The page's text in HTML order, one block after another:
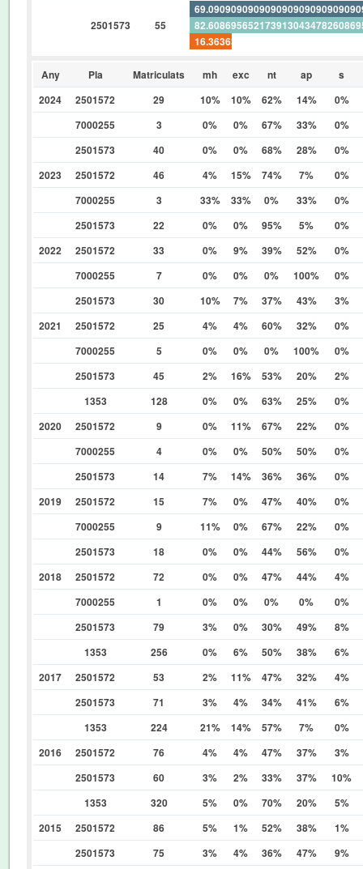
2501573 55
Any Pla Matriculats mh exc nt ap
s
2024
2501572 29 10% 10% 62% 14%
0%
7000255
3 0% 0% 67% 33%
0%
2501573
40 0% 0% 68% 28%
0%
2023
2501572 46 4% 15% 74% 7%
0%
7000255
3 33% 33% 0% 33%
0%
2501573
22 0% 0% 95% 5%
0%
2022
2501572 33 0% 9% 39% 52%
0%
7000255
7 0% 0% 0% 100%
0%
2501573
30 10% 7% 37% 43%
3%
2021
2501572 25 4% 4% 60% 32%
0%
7000255
5 0% 0% 0% 100%
0%
2501573
45 2% 16% 53% 20%
2%
1353
128 0% 0% 63% 25%
0%
2020
2501572 9 0% 11% 67% 22%
0%
7000255
4 0% 0% 50% 50%
0%
2501573
14 7% 14% 36% 36%
0%
2019
2501572 15 7% 0% 47% 40%
0%
7000255
9 11% 0% 67% 22%
0%
2501573
18 0% 0% 44% 56%
0%
2018
2501572 72 0% 0% 47% 44%
4%
7000255
1 0% 0% 0% 0%
0%
2501573
79 3% 0% 30% 49%
8%
1353
256 0% 6% 50% 38%
6%
2017
2501572 53 2% 11% 47% 32%
4%
2501573
71 3% 4% 34% 41%
6%
1353
224 21% 14% 57% 7%
0%
2016
2501572 76 4% 4% 47% 37%
3%
2501573
60 3% 2% 33% 37%
10%
1353
320 5% 0% 70% 20%
5%
2015
2501572 86 5% 1% 52% 38%
1%
2501573
75 3% 4% 36% 47%
9%